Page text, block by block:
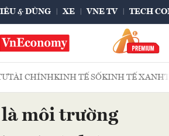
& DÙNG XE VNE TV TECH
TÀI CHÍNHKINH TẾ SỐKINH TẾ XANH
môi trường